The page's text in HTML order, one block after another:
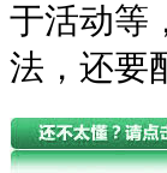
于活动等
法，还要